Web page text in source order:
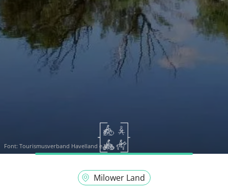
Font: Tourismusverband Havelland e.V.
Milower Land